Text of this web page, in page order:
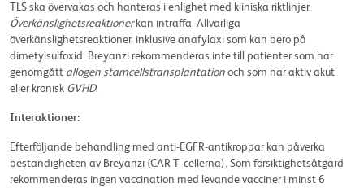
TLS ska övervakas och hanteras i enlighet med kliniska riktlinjer.
Överkänslighetsreaktionerkan inträffa. Allvarliga
överkänslighetsreaktioner, inklusive anafylaxi som kan bero på
dimetylsulfoxid. Breyanzi rekommenderas inte till patienter som har
genomgått allogen stamcellstransplantation och som har aktiv akut
eller kronisk GVHD.
Interaktioner:
Efterföljande behandling med anti-EGFR-antikroppar kan påverka
beständigheten av Breyanzi (CAR T‑cellerna). Som försiktighetsåtgärd
rekommenderas ingen vaccination med levande vacciner i minst 6